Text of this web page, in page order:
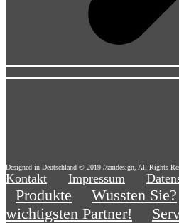
Designed in Deutschland © 2019 //zmdesign, All Rights
Kontakt Impressum
Produkte Wussten Sie?
wichtigsten Partner!